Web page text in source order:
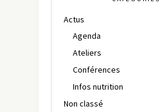
Actus
Agenda
Ateliers
Conférences
Infos nutrition
Non classé